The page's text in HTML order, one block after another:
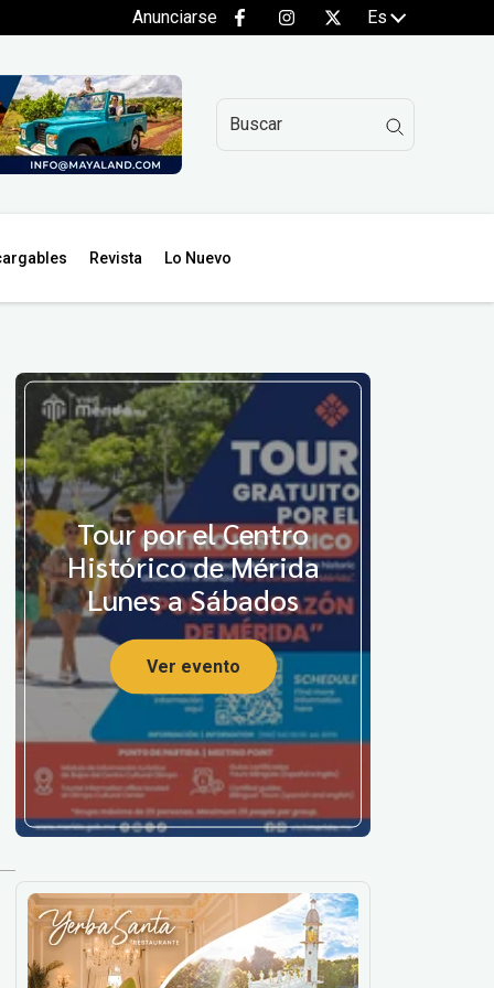
Anunciarse Es
Revista Lo Nuevo
Tour por el Centro
Histórico de Mérida
Lunes a Sábados
Ver evento